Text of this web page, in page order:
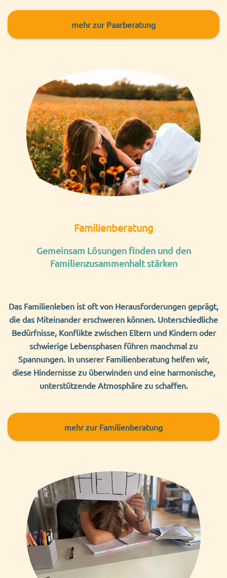
mehr zur Paarberatung
Familienberatung
Gemeinsam Lösungen finden und den
Familienzusammenhalt stärken
Das Familienleben ist oft von Herausforderungen geprägt,
die das Miteinander erschweren können. Unterschiedliche
Bedürfnisse, Konflikte zwischen Eltern und Kindern oder
schwierige Lebensphasen führen manchmal zu
Spannungen. In unserer Familienberatung helfen wir,
diese Hindernisse zu überwinden und eine harmonische,
unterstützende Atmosphäre zu schaffen.
mehrzur Familienberatung